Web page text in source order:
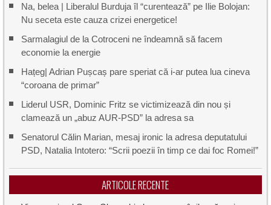
Na, belea | Liberalul Burduja îl “curentează” pe Ilie Bolojan:
Nu seceta este cauza crizei energetice!
Sarmalagiul de la Cotroceni ne îndeamnă să facem
economie la energie
Hațeg| Adrian Pușcaș pare speriat că i-ar putea lua cineva
“coroana de primar”
Liderul USR, Dominic Fritz se victimizează din nou și
clamează un „abuz AUR-PSD” la adresa sa
Senatorul Călin Marian, mesaj ironic la adresa deputatului
PSD, Natalia Intotero: “Scrii poezii în timp ce dai foc Romei!”
ARTICOLE RECENTE